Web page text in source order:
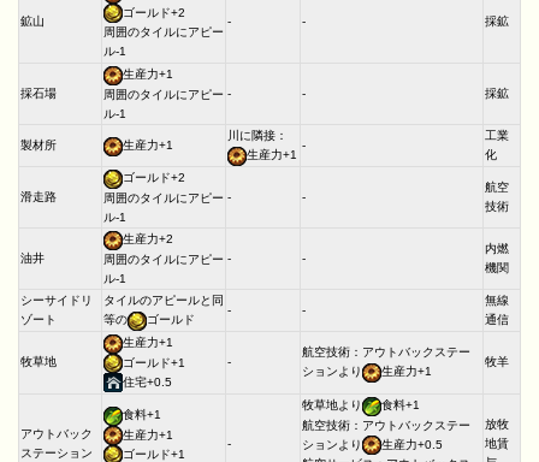
鉱山
ゴールド+2
周囲のタイルにアピー
ル-1
- - 採鉱
採石場
生産力+1
周囲のタイルにアピー
ル-1
- - 採鉱
製材所 生産力+1
川に隣接：
生産力+1
-
工業
化
滑走路
ゴールド+2
周囲のタイルにアピー
ル-1
- -
航空
技術
油井
生産力+2
周囲のタイルにアピー
ル-1
- -
内燃
機関
シーサイドリ
ゾート
タイルのアピールと同
等の
ゴールド
- -
無線
通信
牧草地
生産力+1
ゴールド+1
住宅+0.5
-
航空技術：アウトバックステー
ションより
生産力+1
牧羊
アウトバック
ステーション
食料+1
生産力+1
ゴールド+1
-
牧草地より
食料+1
航空技術：アウトバックステー
ションより
生産力+0.5
放牧
地賃